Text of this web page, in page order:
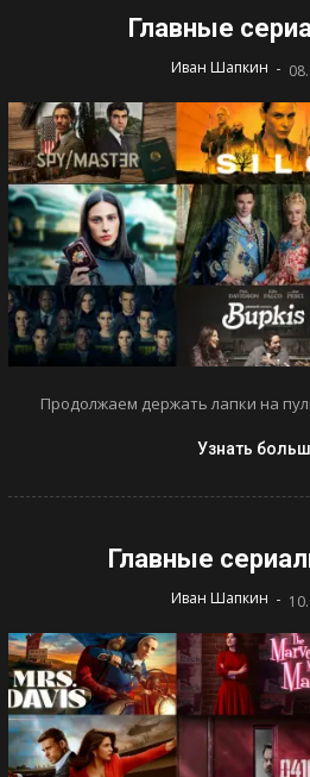
Главные
Иван Шапкин -
Продолжаем держать лапки на
Узнать
Главные
Иван Шапкин -